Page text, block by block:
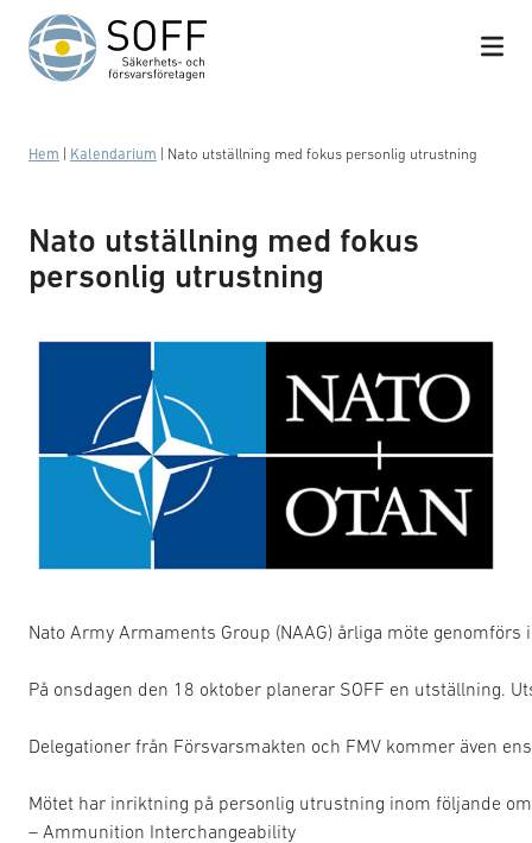
Hoppa till innehåll
Hem Kalendarium Nato utställning med fokus personlig utrustning
Nato utställning med fokus
personlig utrustning
Nato Army Armaments Group (NAAG) årliga möte
På onsdagen den 18 oktober planerar SOFF en utställning.
Delegationer från Försvarsmakten och FMV kommer även
Mötet har inriktning på personlig utrustning inom följande
– Ammunition Interchangeability